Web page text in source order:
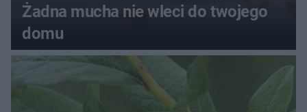
Żadna mucha nie wleci do twojego
domu